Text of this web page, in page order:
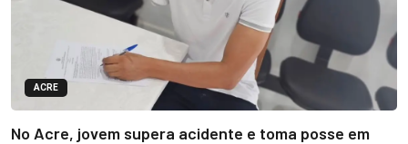
ACRE
No Acre, jovem supera acidente e toma posse em